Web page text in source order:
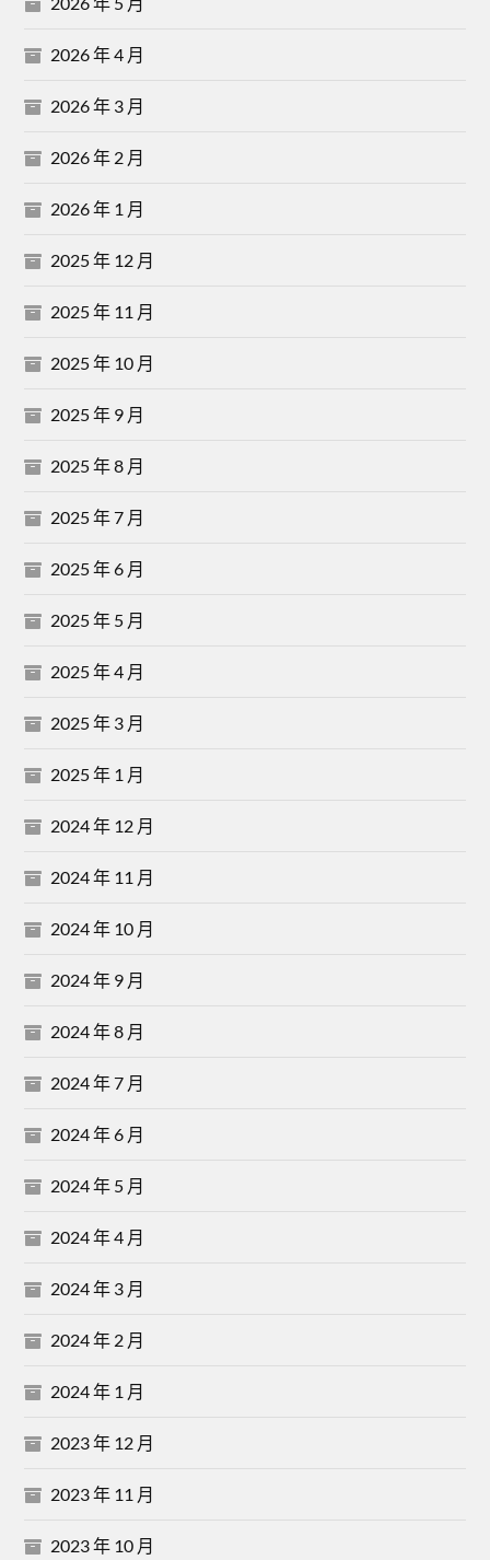
2026 年 4 月
2026 年 3 月
2026 年 2 月
2026 年 1 月
2025 年 12 月
2025 年 11 月
2025 年 10 月
2025 年 9 月
2025 年 8 月
2025 年 7 月
2025 年 6 月
2025 年 5 月
2025 年 4 月
2025 年 3 月
2025 年 1 月
2024 年 12 月
2024 年 11 月
2024 年 10 月
2024 年 9 月
2024 年 8 月
2024 年 7 月
2024 年 6 月
2024 年 5 月
2024 年 4 月
2024 年 3 月
2024 年 2 月
2024 年 1 月
2023 年 12 月
2023 年 11 月
2023 年 10 月